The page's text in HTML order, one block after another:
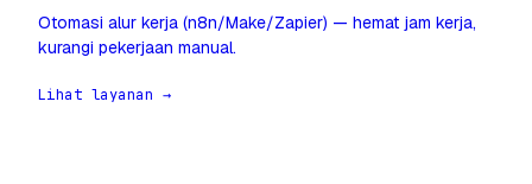
Otomasi alur kerja (n8n/Make/Zapier) — hemat jam kerja,
kurangi pekerjaan manual.
Lihat layanan →